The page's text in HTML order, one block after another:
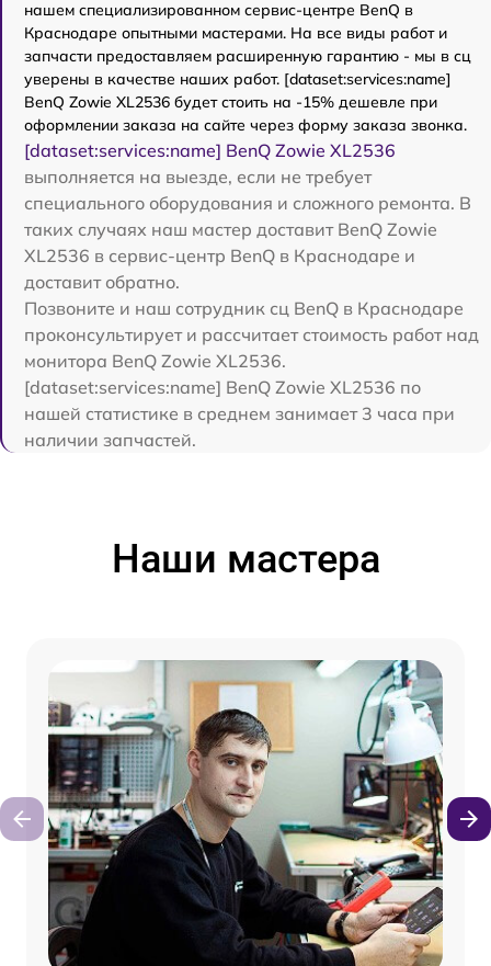
нашем специализированном сервис-центре BenQ в
Краснодаре опытными мастерами. На все виды работ и
запчасти предоставляем расширенную гарантию - мы в сц
уверены в качестве наших работ. [dataset:services:name]
BenQ Zowie XL2536 будет стоить на -15% дешевле при
оформлении заказа на сайте через форму заказа звонка.
[dataset:services:name] BenQ Zowie XL2536
выполняется на выезде, если не требует
специального оборудования и сложного ремонта. В
таких случаях наш мастер доставит BenQ Zowie
XL2536 в сервис-центр BenQ в Краснодаре и
доставит обратно.
Позвоните и наш сотрудник сц BenQ в Краснодаре
проконсультирует и рассчитает стоимость работ над
монитора BenQ Zowie XL2536.
[dataset:services:name] BenQ Zowie XL2536 по
нашей статистике в среднем занимает 3 часа при
наличии запчастей.
Наши мастера